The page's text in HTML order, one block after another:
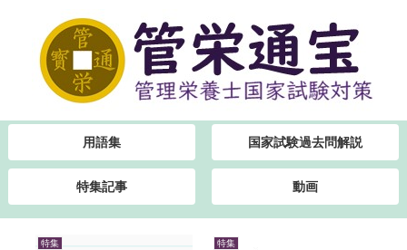
用語集 国家試験過去問解説
特集記事 動画
特集 特集